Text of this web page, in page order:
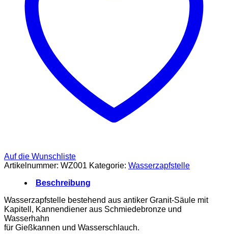
Auf die Wunschliste
Artikelnummer: WZ001 Kategorie: Wasserzapfstelle
Beschreibung
Wasserzapfstelle bestehend aus antiker Granit-Säule mit
Kapitell, Kannendiener aus Schmiedebronze und
Wasserhahn
für Gießkannen und Wasserschlauch.